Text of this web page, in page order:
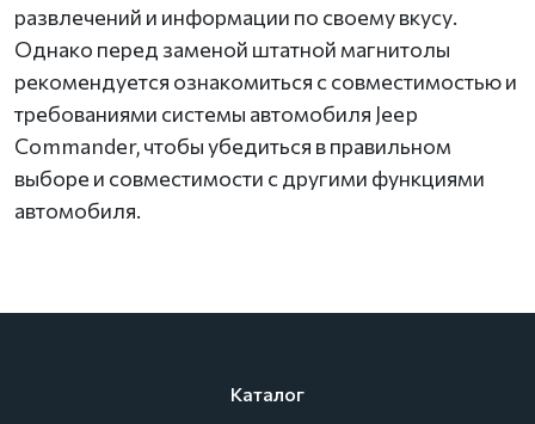
развлечений и информации по своему вкусу.
Однако перед заменой штатной магнитолы
рекомендуется ознакомиться с совместимостью и
требованиями системы автомобиля Jeep
Commander, чтобы убедиться в правильном
выборе и совместимости с другими функциями
автомобиля.
Каталог